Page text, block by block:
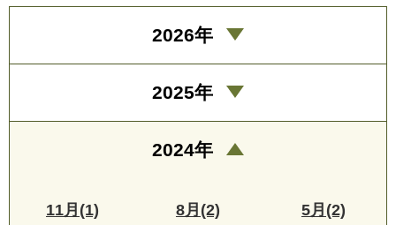
2026年
2025年
2024年
11月(1) 8月(2) 5月(2)